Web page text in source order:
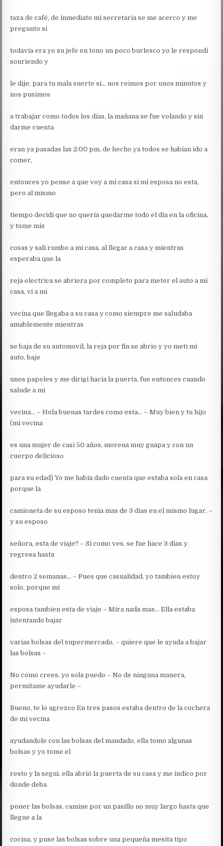
taza de café, de inmediato mi secretaria se me acerco y me
pregunto si
todavia era yo su jefe en tono un poco burlesco yo le respondi
sonriendo y
le dije, para tu mala suerte si… nos reimos por unos minutos y
nos pusimos
a trabajar como todos los días, la mañana se fue volando y sin
darme cuenta
eran ya pasadas las 2:00 pm, de hecho ya todos se habian ido a
comer,
entonces yo pense a que voy a mi casa si mi esposa no esta,
pero al mismo
tiempo decidi que no quería quedarme todo el dia en la oficina,
y tome mis
cosas y sali rumbo a mi casa, al llegar a casa y mientras
esperaba que la
reja electrica se abriera por completo para meter el auto a mi
casa, vi a mi
vecina que llegaba a su casa y como siempre me saludaba
amablemente mientras
se baja de su automovil, la reja por fin se abrio y yo meti mi
auto, baje
unos papeles y me dirigi hacia la puerta, fue entonces cuando
salude a mi
vecina… – Hola buenas tardes como esta… – Muy bien y tu hijo
(mi vecina
es una mujer de casi 50 años, morena muy guapa y con un
cuerpo delicioso
para su edad) Yo me habia dado cuenta que estaba sola en casa
porque la
camioneta de su esposo tenia mas de 3 dias en el mismo lugar. –
y su esposo
señora, esta de viaje? – Si como ves, se fue hace 3 dias y
regresa hasta
dentro 2 semanas… – Pues que casualidad, yo tambien estoy
solo, porque mi
esposa tambien esta de viaje – Mira nada mas… Ella estaba
intentando bajar
varias bolsas del supermercado, – quiere que le ayuda a bajar
las bolsas –
No como crees, yo sola puedo – No de ninguna manera,
permítame ayudarle –
Bueno, te lo agrezco En tres pasos estaba dentro de la cochera
de mi vecina
ayudandole con las bolsas del mandado, ella tomo algunas
bolsas y yo tome el
resto y la segui, ella abrió la puerta de su casa y me indico por
donde deba
poner las bolsas, camine por un pasillo no muy largo hasta que
llegue a la
cocina, y puse las bolsas sobre una pequeña mesita tipo